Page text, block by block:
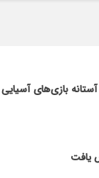
بازی‌های آسیایی